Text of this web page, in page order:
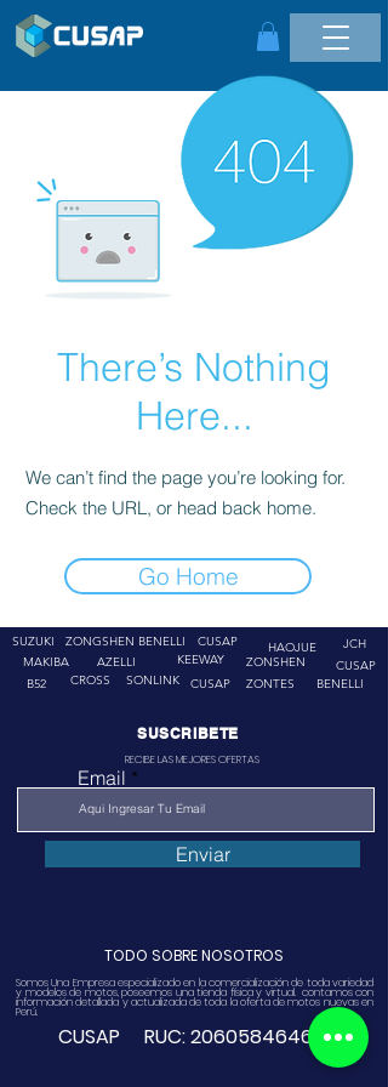
There’s Nothing
Here...
We can’t find the page you’re looking for.
Check the URL, or head back home.
Go Home
SUZUKI
ZONGSHEN
MAKIBA
AZELLI
BENELLI
CUSAP
KEEWAY
B52
CROSS SONLINK CUSAP
HAOJUE
JCH
ZONSHEN
ZONTES
CUSAP
BENELLI
SUSCRIBETE
RECIBE LAS MEJORES OFERTAS
Email
Enviar
TODO SOBRE NOSOTROS
Somos Una Empresa especializado en la comercialización de toda variedad
y modelos de motos, poseemos una tienda física y virtual. contamos con
información detallada y actualizada de toda la oferta de motos nuevas en
Perú.
CUSAP RUC:20605846468